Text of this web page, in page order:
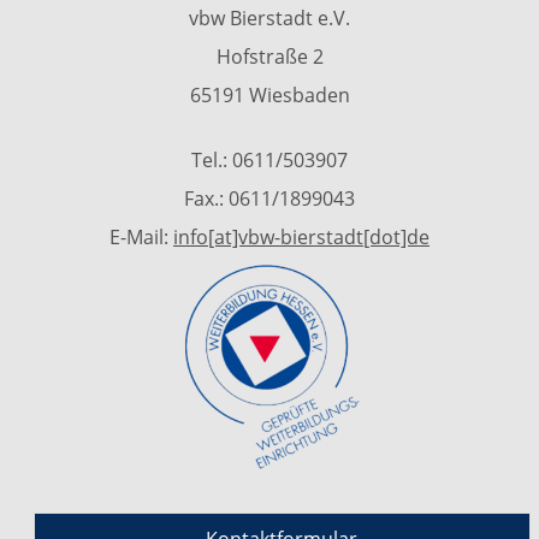
vbw Bierstadt e.V.
Hofstraße 2
65191 Wiesbaden
Tel.: 0611/503907
Fax.: 0611/1899043
E-Mail: info[at]vbw-bierstadt[dot]de